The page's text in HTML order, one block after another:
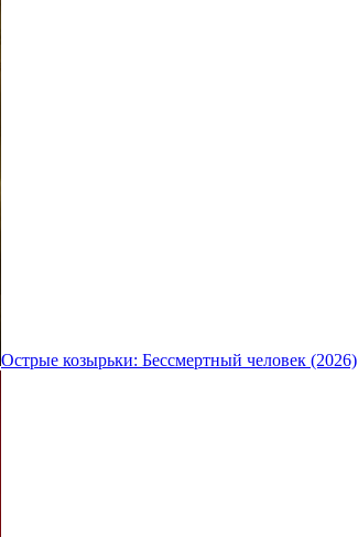
Острые козырьки: Бессмертный человек (2026)